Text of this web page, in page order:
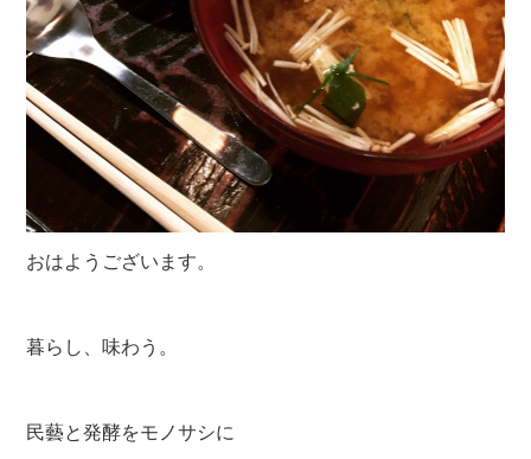
おはようございます。
暮らし、味わう。
民藝と発酵をモノサシに